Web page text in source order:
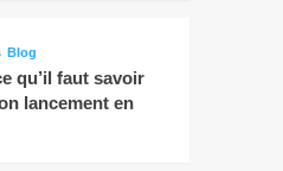
Blog
qu’il faut savoir
lancement en